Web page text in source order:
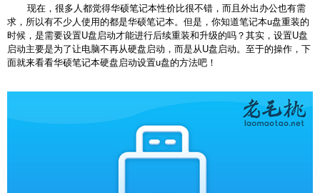
现在，很多人都觉得华硕笔记本性价比很不错，而且外出办公也有需
求，所以有不少人使用的都是华硕笔记本。但是，你知道笔记本u盘重装的
时候，是需要设置U盘启动才能进行后续重装和升级的吗？其实，设置U盘
启动主要是为了让电脑不再从硬盘启动，而是从U盘启动。至于的操作，下
面就来看看华硕笔记本硬盘启动设置u盘的方法吧！